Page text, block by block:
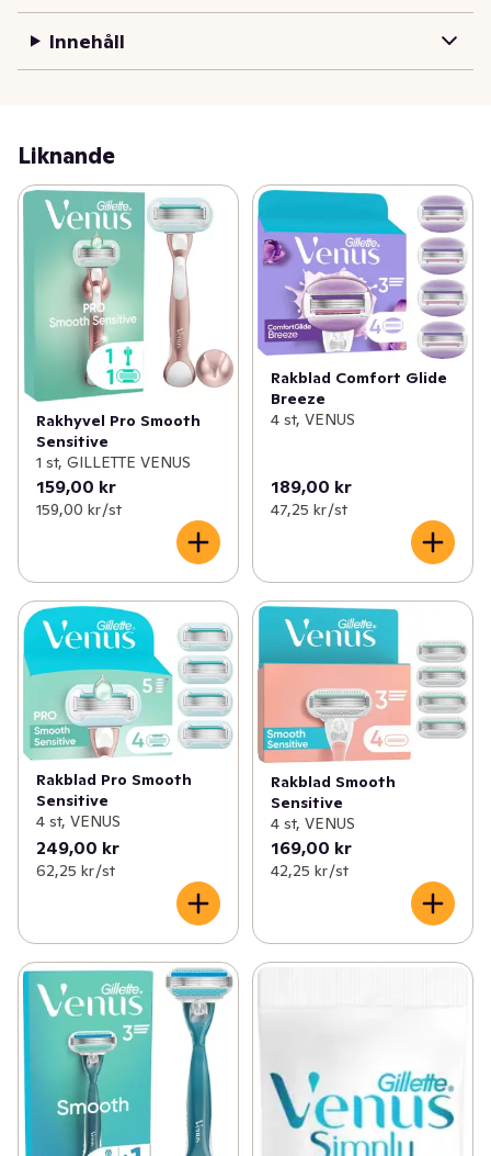
och hjälper till att skydda mot torrhet efter rakning.
Behöver du extra kontroll? Vi finns här för dig: Vårt
hållbara och ergonomiska metallhandtag har en tyngd
Och den medföljande duschhållaren hjälper till att hålla
rakhyvel som är anpassad för din torra hud. Köp Venus
Pro ComfortGlide. Letar du efter ännu fler sätt att älska
din hud, på ditt sätt? Gillette Venus-produkter är
framtagna med din kropp och ditt hår i åtanke, oavsett
var du vill trimma, raka, forma eller styla. Upptäck
produkter från Venus i dag.
Innehåll
Liknande
Rakhyvel Pro Smooth
Sensitive
1 st, GILLETTE VENUS
159,00 kr
159,00 kr /st
Rakblad Comfort Glide
Breeze
4 st, VENUS
189,00 kr
47,25 kr /st
Rakblad Pro Smooth
Sensitive
4 st, VENUS
249,00 kr
62,25 kr /st
Rakblad Smooth
Sensitive
4 st, VENUS
169,00 kr
42,25 kr /st